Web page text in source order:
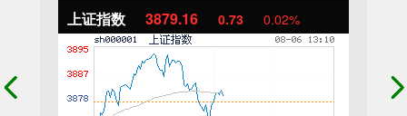
上证指数 3879.16 0.73 0.02%